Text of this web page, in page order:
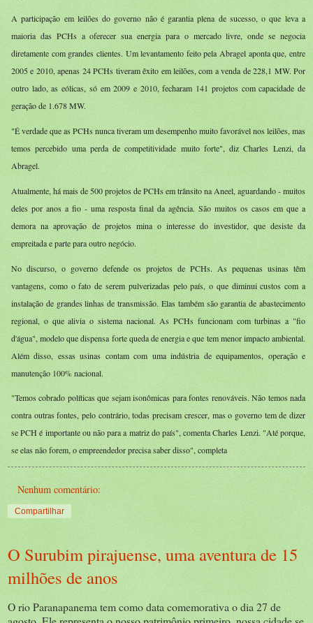
A participação em leilões do governo não é garantia plena de sucesso, o que leva a
maioria das PCHs a oferecer sua energia para o mercado livre, onde se negocia
diretamente com grandes clientes. Um levantamento feito pela Abragel aponta que, entre
2005 e 2010, apenas 24 PCHs tiveram êxito em leilões, com a venda de 228,1 MW. Por
outro lado, as eólicas, só em 2009 e 2010, fecharam 141 projetos com capacidade de
geração de 1.678 MW.
"É verdade que as PCHs nunca tiveram um desempenho muito favorável nos leilões, mas
temos percebido uma perda de competitividade muito forte", diz Charles Lenzi, da
Abragel.
Atualmente, há mais de 500 projetos de PCHs em trânsito na Aneel, aguardando - muitos
deles por anos a fio - uma resposta final da agência. São muitos os casos em que a
demora na aprovação de projetos mina o interesse do investidor, que desiste da
empreitada e parte para outro negócio.
No discurso, o governo defende os projetos de PCHs. As pequenas usinas têm
vantagens, como o fato de serem pulverizadas pelo país, o que diminui custos com a
instalação de grandes linhas de transmissão. Elas também são garantia de abastecimento
regional, o que alivia o sistema nacional. As PCHs funcionam com turbinas a "fio
d'água", modelo que dispensa forte queda de energia e que tem menor impacto ambiental.
Além disso, essas usinas contam com uma indústria de equipamentos, operação e
manutenção 100% nacional.
"Temos cobrado políticas que sejam isonômicas para fontes renováveis. Não temos nada
contra outras fontes, pelo contrário, todas precisam crescer, mas o governo tem de dizer
se PCH é importante ou não para a matriz do país", comenta Charles Lenzi. "Até porque,
se elas não forem, o empreendedor precisa saber disso", completa
Nenhum comentário:
Compartilhar
O Surubim pirajuense, uma aventura de 15
milhões de anos
O rio Paranapanema tem como data comemorativa o dia 27 de